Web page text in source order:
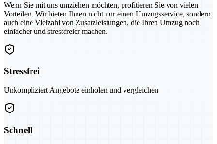
Wenn Sie mit uns umziehen möchten, profitieren Sie von vielen
Vorteilen. Wir bieten Ihnen nicht nur einen Umzugsservice, sondern
auch eine Vielzahl von Zusatzleistungen, die Ihren Umzug noch
einfacher und stressfreier machen.
Stressfrei
Unkompliziert Angebote einholen und vergleichen
Schnell